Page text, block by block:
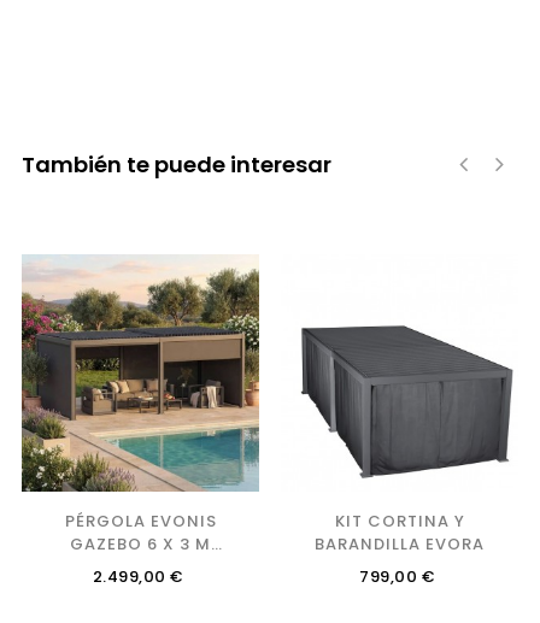
También te puede interesar
PÉRGOLA EVONIS
GAZEBO 6 X 3 M
GRAFITO MANUAL
Precio
2.499,00 €
KIT CORTINA Y
BARANDILLA EVORA
Precio
799,00 €